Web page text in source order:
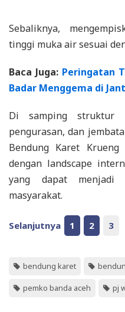
Sebaliknya,
tinggi muka air sesuai
Baca Juga: Peringatan
Badar Menggema di
Di samping struktur
pengurasan, dan
Bendung Karet
dengan landscape
yang dapat
masyarakat.
Selanjutnya 1 2 3
bendung karet
pemko banda aceh pj